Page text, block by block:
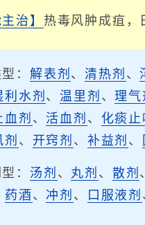
治】 热毒风肿成疽，
： 解表剂 、清热剂 、
利水剂 、温里剂 、理气
血剂 、 活血剂 、 化痰止
、 开窍剂 、 补益剂 、
： 汤剂 、 丸剂 、 散剂
药酒 、 冲剂 、 口服液剂